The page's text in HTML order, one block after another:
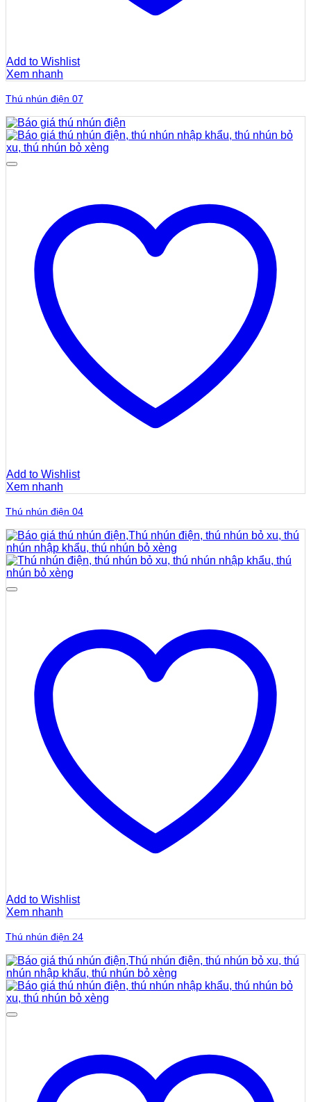
Add to Wishlist
Xem nhanh
Thú nhún điện 07
Add to Wishlist
Xem nhanh
Thú nhún điện 04
Add to Wishlist
Xem nhanh
Thú nhún điện 24